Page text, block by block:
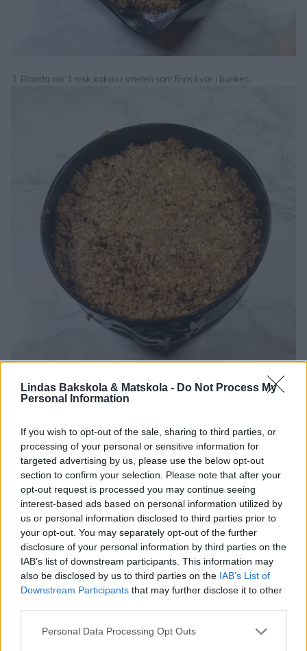
Lindas Bakskola & Matskola - Do Not Process My
Personal Information
If you wish to opt-out of the sale, sharing to third parties, or
processing of your personal or sensitive information for
targeted advertising by us, please use the below opt-out
section to confirm your selection. Please note that after your
opt-out request is processed you may continue seeing
interest-based ads based on personal information utilized by
us or personal information disclosed to third parties prior to
your opt-out. You may separately opt-out of the further
disclosure of your personal information by third parties on the
IAB’s list of downstream participants. This information may
also be disclosed by us to third parties on the IAB’s List of
Downstream Participants that may further disclose it to other
Personal Data Processing Opt Outs
3. Blanda ner 1 msk kakao i smeten som finns kvar i bunken.
4. Ta upp hälften av smeten som är kvar och sprid ut den ovanpå den